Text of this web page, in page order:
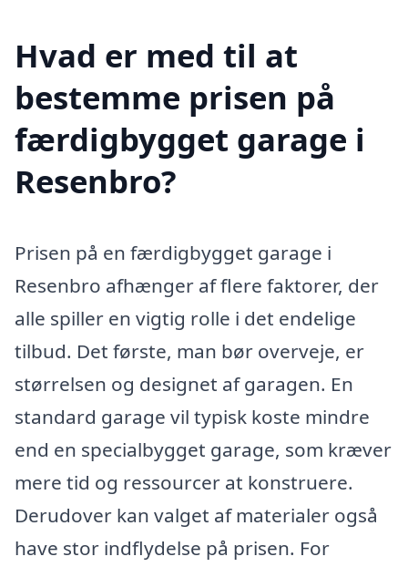
Hvad er med til at
bestemme prisen på
færdigbygget garage i
Resenbro?
Prisen på en færdigbygget garage i
Resenbro afhænger af flere faktorer, der
alle spiller en vigtig rolle i det endelige
tilbud. Det første, man bør overveje, er
størrelsen og designet af garagen. En
standard garage vil typisk koste mindre
end en specialbygget garage, som kræver
mere tid og ressourcer at konstruere.
Derudover kan valget af materialer også
have stor indflydelse på prisen. For